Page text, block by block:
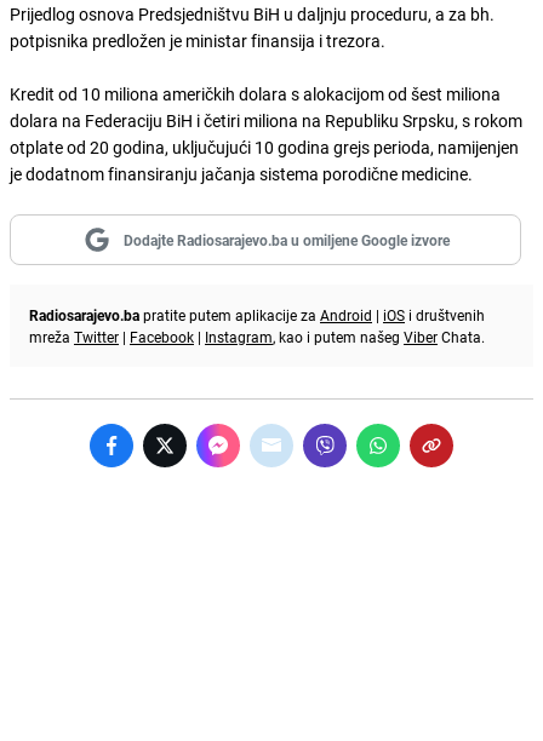
Prijedlog osnova Predsjedništvu BiH u daljnju proceduru, a za bh.
potpisnika predložen je ministar finansija i trezora.
Kredit od 10 miliona američkih dolara s alokacijom od šest miliona
dolara na Federaciju BiH i četiri miliona na Republiku Srpsku, s rokom
otplate od 20 godina, uključujući 10 godina grejs perioda, namijenjen
je dodatnom finansiranju jačanja sistema porodične medicine.
Dodajte Radiosarajevo.ba u omiljene Google izvore
Radiosarajevo.bapratite putem aplikacije za Android | iOS i društvenih
mreža Twitter | Facebook | Instagram, kao i putem našeg ViberChata.